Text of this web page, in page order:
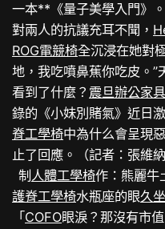
一本**《量子美學入門》。
對兩人的抗議充耳不聞，
ROG電競椅全沉浸在她對
地，我吃噴鼻蕉你吃皮。
看到了什麼？ 震旦辦公家具
錄的《小妹別賭氣》近日
脊工學椅中為什么會呈現
止了回應。（記者：張維納
制 人體工學椅作：熊麗牛
護脊工學椅水瓶座的眼久
「COFO眼淚？那沒有市